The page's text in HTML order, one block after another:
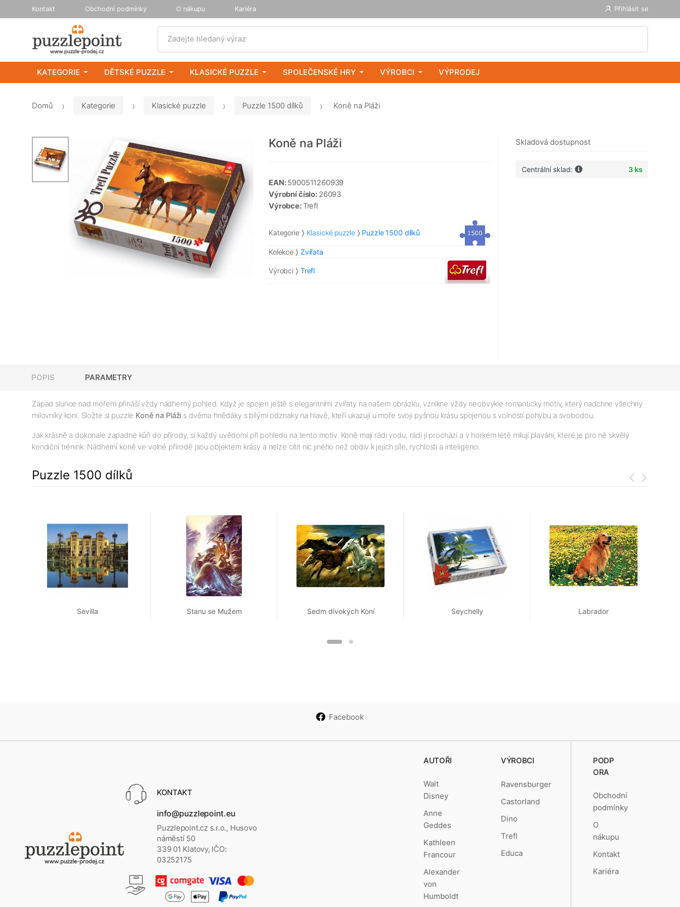
Kontakt Obchodní podmínky O nákupu Kariéra Přihlásit se
Zadejte hledaný výraz
KATEGORIE DĚTSKÉ PUZZLE KLASICKÉ PUZZLE SPOLEČENSKÉ HRY VÝROBCI VÝPRODEJ
Domů Kategorie Klasické puzzle Puzzle 1500 dílků Koně na Pláži
Koně na Pláži
EAN:5900511260939
Výrobní číslo: 26093
Výrobce:Trefl
Kategorie Klasické puzzle Puzzle 1500 dílků
Kolekce Zvířata
Výrobci Trefl
Skladová dostupnost
Centrální sklad: 3 ks
POPIS PARAMETRY
Západ slunce nad mořem přináší vždy nádherný pohled. Když je spojen ještě s elegantními zvířaty na našem obrázku, vznikne vždy neobvykle romantický motiv, který nadchne všechny
milovníky koní. Složte si puzzle Koně na Pláži s dvěma hnědáky s bílými odznaky na hlavě, kteří ukazují u moře svoji pyšnou krásu spojenou s volností pohybu a svobodou.
Jak krásně a dokonale zapadne kůň do přírody, si každý uvědomí při pohledu na tento motiv. Koně mají rádi vodu, rádi jí prochází a v horkém létě milují plavání, které je pro ně skvělý
kondiční trénink. Nádherní koně ve volné přírodě jsou objektem krásy a nelze cítit nic jiného než obdiv k jejich síle, rychlosti a inteligenci.
Puzzle 1500 dílků
Sevilla Stanu se Mužem Sedm divokých Koní Seychelly Labrador
Facebook
KONTAKT
info@puzzlepoint.eu
Puzzlepoint.cz s.r.o., Husovo
náměstí 50
339 01 Klatovy, IČO:
03252175
AUTOŘI
Walt
Disney
Anne
Geddes
Kathleen
Francour
Alexander
von
Humboldt
VÝROBCI
Ravensburger
Castorland
Dino
Trefl
Educa
PODP
ORA
Obchodní
podmínky
O
nákupu
Kontakt
Kariéra